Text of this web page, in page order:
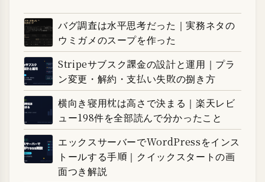
バグ調査は水平思考だった｜実務ネタの
ウミガメのスープを作った
Stripeサブスク課金の設計と運用｜プラ
ン変更・解約・支払い失敗の捌き方
横向き寝用枕は高さで決まる｜楽天レビ
ュー198件を全部読んで分かったこと
エックスサーバーでWordPressをインス
トールする手順｜クイックスタートの画
面つき解説